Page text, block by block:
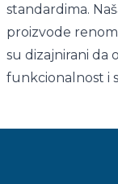
standardima.
proizvode
su dizajnirani da
funkcionalnost i